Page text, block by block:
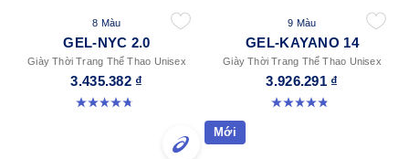
8 Màu
GEL-NYC 2.0
Giày Thời Trang Thể Thao Unisex
3.435.382 ₫
4.8 trong số 5 sao. 145 đánh giá
9 Màu
GEL-KAYANO 14
Giày Thời Trang Thể Thao Unisex
3.926.291 ₫
4.8 trong số 5 sao. 1717 đánh giá
Mới